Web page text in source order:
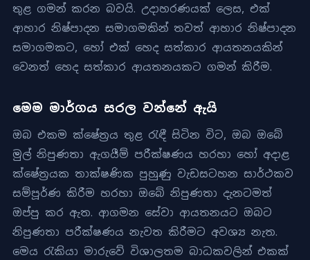
තුළ ගමන් කරන බවයි. උදාහරණයක් ලෙස, එක්
ආහාර නිෂ්පාදන සමාගමකින් තවත් ආහාර නිෂ්පාදන
සමාගමකට, හෝ එක් හෙද සත්කාර ආයතනයකින්
වෙනත් හෙද සත්කාර ආයතනයකට ගමන් කිරීම.
මෙම මාර්ගය සරල වන්නේ ඇයි
ඔබ එකම ක්ෂේත්‍රය තුළ රැඳී සිටින විට, ඔබ ඔබේ
මුල් නිපුණතා ඇගයීම් පරීක්ෂණය හරහා හෝ අදාළ
ක්ෂේත්‍රයක තාක්ෂණික පුහුණු වැඩසටහන සාර්ථකව
සම්පූර්ණ කිරීම හරහා ඔබේ නිපුණතා දැනටමත්
ඔප්පු කර ඇත. ආගමන සේවා ආයතනයට ඔබට
නිපුණතා පරීක්ෂණය නැවත කිරීමට අවශ්‍ය නැත.
මෙය රැකියා මාරුවේ විශාලතම බාධකවලින් එකක්